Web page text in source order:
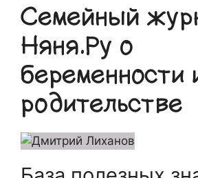
Семейный
Няня.Ру о
беременности
родительстве